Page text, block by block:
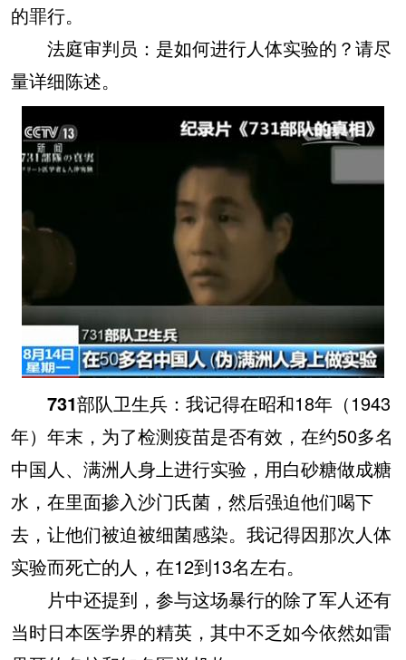
的罪行。
法庭审判员： 是如何进行人体实验的？请尽
量详细陈述。
731部队卫生兵： 我记得在昭和18年（1943
年）年末，为了检测疫苗是否有效，在约50多名
中国人、满洲人身上进行实验，用白砂糖做成糖
水，在里面掺入沙门氏菌，然后强迫他们喝下
去，让他们被迫被细菌感染。我记得因那次人体
实验而死亡的人，在12到13名左右。
片中还提到，参与这场暴行的除了军人还有
当时日本医学界的精英，其中不乏如今依然如雷